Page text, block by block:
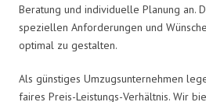
Beratung und individuelle Planung an.
speziellen Anforderungen und
optimal zu gestalten.
Als günstiges Umzugsunternehmen
faires Preis-Leistungs-Verhältnis. Wir